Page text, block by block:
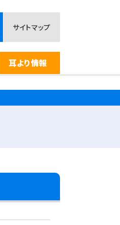
サイトマップ
耳より情報